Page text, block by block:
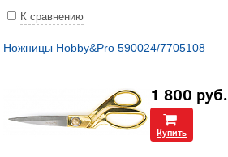
К сравнению
Ножницы Hobby&Pro 590024/7705108
1 800 руб.
Купить